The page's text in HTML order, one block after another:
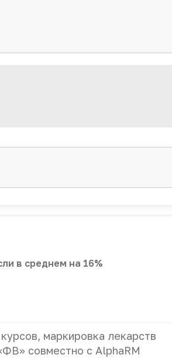
в среднем на 16%
маркировка лекарств
совместно с AlphaRM